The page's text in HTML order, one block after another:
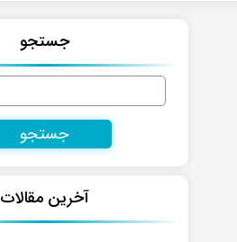
جستجو
جستجو
آخرین مقالات